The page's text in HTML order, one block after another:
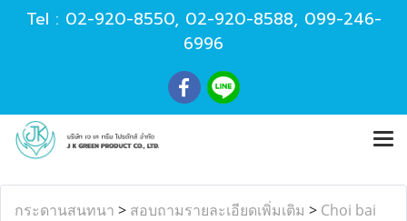
Tel : 02-920-8550, 02-920-8588, 099-246-
6996
กระดานสนทนา > สอบถามรายละเอียดเพิ่มเติม > Choi bai